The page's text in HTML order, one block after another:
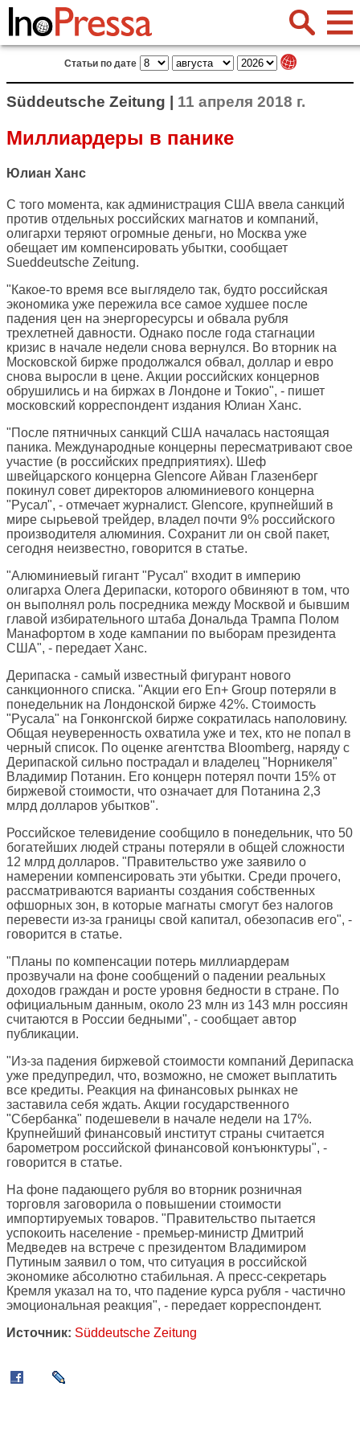
Статьи по дате
Süddeutsche Zeitung | 11 апреля 2018 г.
Миллиардеры в панике
Юлиан Ханс
С того момента, как администрация США ввела санкций
против отдельных российских магнатов и компаний,
олигархи теряют огромные деньги, но Москва уже
обещает им компенсировать убытки, сообщает
Sueddeutsche Zeitung.
"Какое-то время все выглядело так, будто российская
экономика уже пережила все самое худшее после
падения цен на энергоресурсы и обвала рубля
трехлетней давности. Однако после года стагнации
кризис в начале недели снова вернулся. Во вторник на
Московской бирже продолжался обвал, доллар и евро
снова выросли в цене. Акции российских концернов
обрушились и на биржах в Лондоне и Токио", - пишет
московский корреспондент издания Юлиан Ханс.
"После пятничных санкций США началась настоящая
паника. Международные концерны пересматривают свое
участие (в российских предприятиях). Шеф
швейцарского концерна Glencore Айван Глазенберг
покинул совет директоров алюминиевого концерна
"Русал", - отмечает журналист. Glencore, крупнейший в
мире сырьевой трейдер, владел почти 9% российского
производителя алюминия. Сохранит ли он свой пакет,
сегодня неизвестно, говорится в статье.
"Алюминиевый гигант "Русал" входит в империю
олигарха Олега Дерипаски, которого обвиняют в том, что
он выполнял роль посредника между Москвой и бывшим
главой избирательного штаба Дональда Трампа Полом
Манафортом в ходе кампании по выборам президента
США", - передает Ханс.
Дерипаска - самый известный фигурант нового
санкционного списка. "Акции его En+ Group потеряли в
понедельник на Лондонской бирже 42%. Стоимость
"Русала" на Гонконгской бирже сократилась наполовину.
Общая неуверенность охватила уже и тех, кто не попал в
черный список. По оценке агентства Bloomberg, наряду с
Дерипаской сильно пострадал и владелец "Норникеля"
Владимир Потанин. Его концерн потерял почти 15% от
биржевой стоимости, что означает для Потанина 2,3
млрд долларов убытков".
Российское телевидение сообщило в понедельник, что 50
богатейших людей страны потеряли в общей сложности
12 млрд долларов. "Правительство уже заявило о
намерении компенсировать эти убытки. Среди прочего,
рассматриваются варианты создания собственных
офшорных зон, в которые магнаты смогут без налогов
перевести из-за границы свой капитал, обезопасив его", -
говорится в статье.
"Планы по компенсации потерь миллиардерам
прозвучали на фоне сообщений о падении реальных
доходов граждан и росте уровня бедности в стране. По
официальным данным, около 23 млн из 143 млн россиян
считаются в России бедными", - сообщает автор
публикации.
"Из-за падения биржевой стоимости компаний Дерипаска
уже предупредил, что, возможно, не сможет выплатить
все кредиты. Реакция на финансовых рынках не
заставила себя ждать. Акции государственного
"Сбербанка" подешевели в начале недели на 17%.
Крупнейший финансовый институт страны считается
барометром российской финансовой конъюнктуры", -
говорится в статье.
На фоне падающего рубля во вторник розничная
торговля заговорила о повышении стоимости
импортируемых товаров. "Правительство пытается
успокоить население - премьер-министр Дмитрий
Медведев на встрече с президентом Владимиром
Путиным заявил о том, что ситуация в российской
экономике абсолютно стабильная. А пресс-секретарь
Кремля указал на то, что падение курса рубля - частично
эмоциональная реакция", - передает корреспондент.
Источник: Süddeutsche Zeitung